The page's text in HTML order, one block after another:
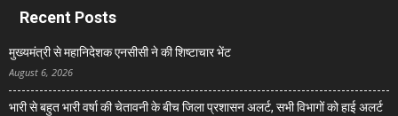
Recent Posts
मुख्यमंत्री से महानिदेशक एनसीसी ने की शिष्टाचार भेंट
August 6, 2026
भारी से बहुत भारी वर्षा की चेतावनी के बीच जिला प्रशासन अलर्ट, सभी विभागों को हाई अलर्ट